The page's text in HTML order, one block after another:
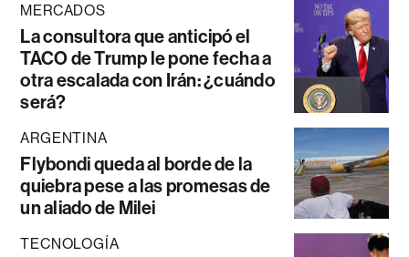
MERCADOS
La consultora que anticipó el
TACO de Trump le pone fecha a
otra escalada con Irán: ¿cuándo
será?
ARGENTINA
Flybondi queda al borde de la
quiebra pese a las promesas de
un aliado de Milei
TECNOLOGÍA